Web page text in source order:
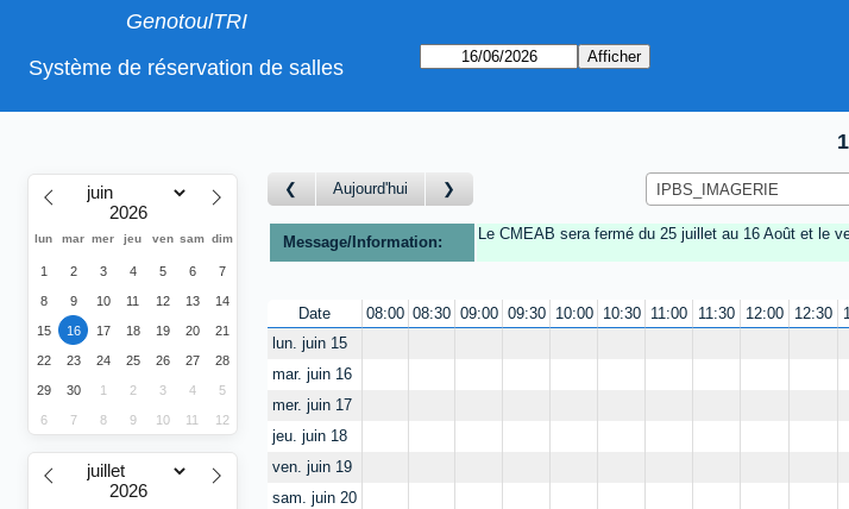
GenotoulTRI
Système de réservation de salles
lun mar mer jeu ven sam dim
1 2 3 4 5 6 7
8 9 10 11 12 13 14
15 16 17 18 19 20 21
22 23 24 25 26 27 28
29 30 1 2 3 4 5
6 7 8 9 10 11 12
Aujourd'hui IPBS_IMAGERIE
Message/Information: Le CMEAB sera fermé du 25 juillet au 16 Août et le
Date 08:00 08:30 09:00 09:30 10:00 10:30 11:00 11:30 12:00 12:30
lun. juin 15
mar. juin 16
mer. juin 17
jeu. juin 18
ven. juin 19
sam. juin 20